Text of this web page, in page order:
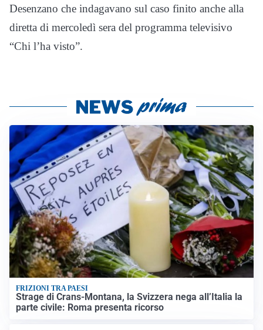
Desenzano che indagavano sul caso finito anche alla
diretta di mercoledì sera del programma televisivo
“Chi l’ha visto”.
FRIZIONI TRA PAESI
Strage di Crans-Montana, la Svizzera nega all’Italia la
parte civile: Roma presenta ricorso